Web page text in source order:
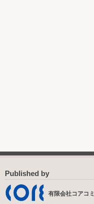
Published by
有限会社コアコ